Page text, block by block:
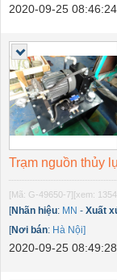
2020-09-25
Trạm nguồn thủy
[Mã: G-49650-7][xem:
[Nhãn hiệu: MN - Xuất
[Nơi bán: Hà Nội]
2020-09-25